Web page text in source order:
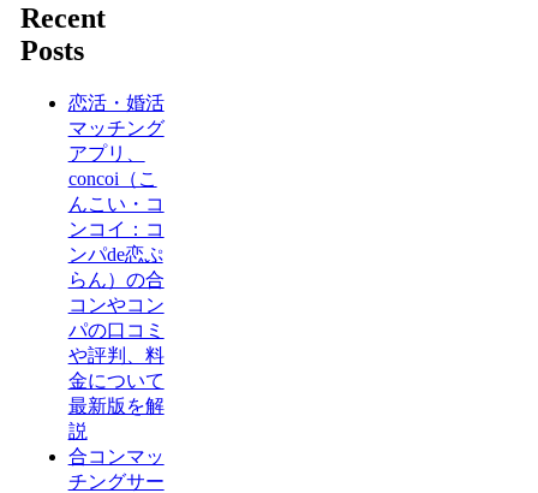
Recent
Posts
恋活・婚活
マッチング
アプリ、
concoi（こ
んこい・コ
ンコイ：コ
ンパde恋ぷ
らん）の合
コンやコン
パの口コミ
や評判、料
金について
最新版を解
説
合コンマッ
チングサー